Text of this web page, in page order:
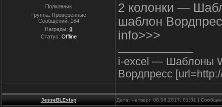
Полковник
Группа: Проверенные
Сообщений: 164
Награды: 0
Статус: Offline
2 колонки —
шаблон
info>>>
i-excel — Шаблоны
Вордпресс
JesseBLExisp Дата: Четверг, 08.06.2017, 01:31 |